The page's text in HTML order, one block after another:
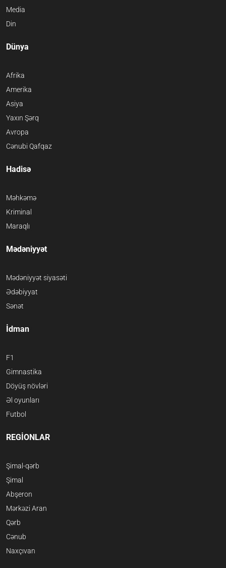
Media
Din
Dünya
Afrika
Amerika
Asiya
Yaxın Şərq
Avropa
Cənubi Qafqaz
Hadisə
Məhkəmə
Kriminal
Maraqlı
Mədəniyyət
Mədəniyyət siyasəti
Ədəbiyyat
Sənət
İdman
F1
Gimnastika
Döyüş növləri
Əl oyunları
Futbol
REGİONLAR
Şimal-qərb
Şimal
Abşeron
Mərkəzi Aran
Qərb
Cənub
Naxçıvan